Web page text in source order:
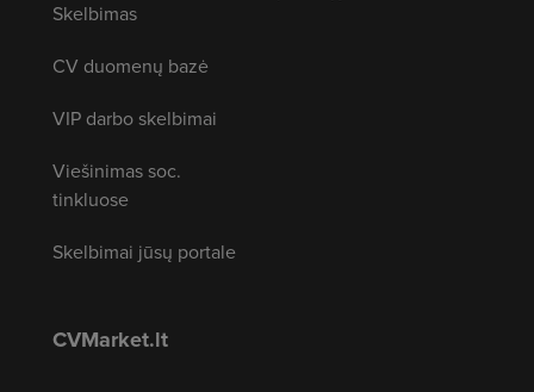
Skelbimas
CV duomenų bazė
VIP darbo skelbimai
Viešinimas soc.
tinkluose
Skelbimai jūsų portale
CVMarket.lt